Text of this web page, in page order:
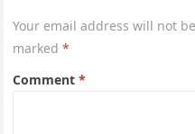
Your email address will not
marked*
Comment*